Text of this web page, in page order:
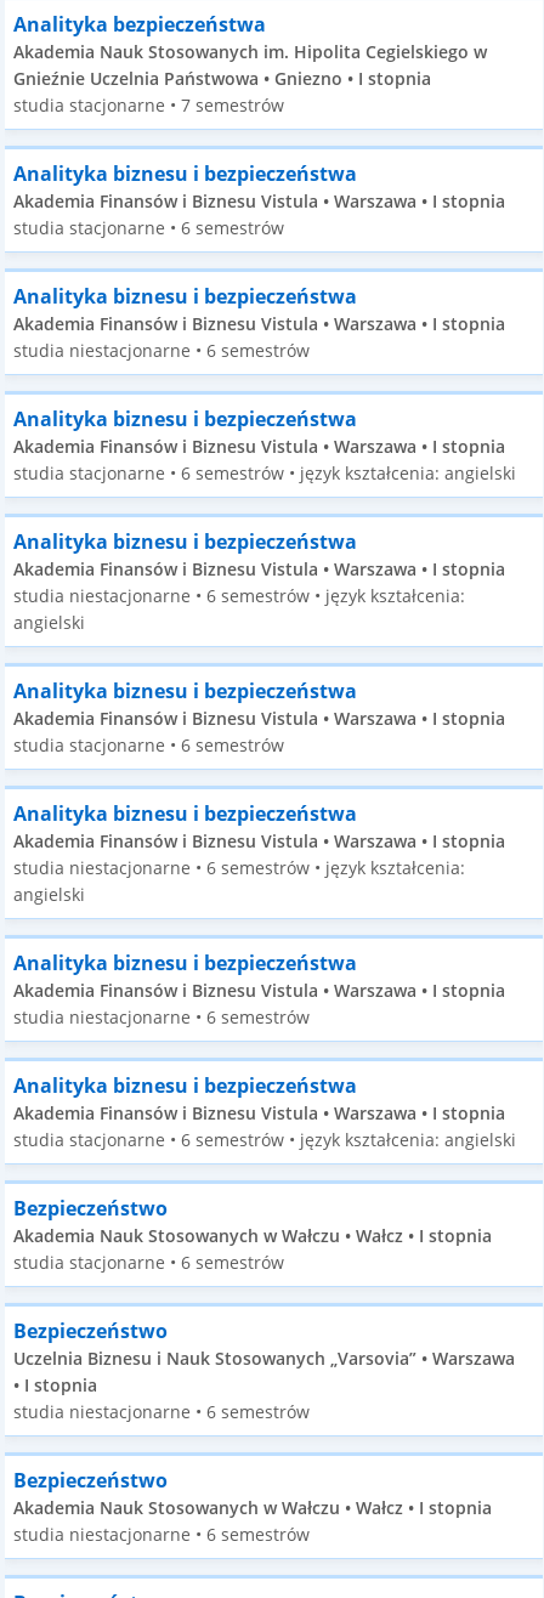
Analityka bezpieczeństwa
Akademia Nauk Stosowanych im. Hipolita Cegielskiego w
Gnieźnie Uczelnia Państwowa • Gniezno • I stopnia
studia stacjonarne • 7 semestrów
Analityka biznesu i bezpieczeństwa
Akademia Finansów i Biznesu Vistula • Warszawa • I stopnia
studia stacjonarne • 6 semestrów
Analityka biznesu i bezpieczeństwa
Akademia Finansów i Biznesu Vistula • Warszawa • I stopnia
studia niestacjonarne • 6 semestrów
Analityka biznesu i bezpieczeństwa
Akademia Finansów i Biznesu Vistula • Warszawa • I stopnia
studia stacjonarne • 6 semestrów • język kształcenia: angielski
Analityka biznesu i bezpieczeństwa
Akademia Finansów i Biznesu Vistula • Warszawa • I stopnia
studia niestacjonarne • 6 semestrów • język kształcenia:
angielski
Analityka biznesu i bezpieczeństwa
Akademia Finansów i Biznesu Vistula • Warszawa • I stopnia
studia stacjonarne • 6 semestrów
Analityka biznesu i bezpieczeństwa
Akademia Finansów i Biznesu Vistula • Warszawa • I stopnia
studia niestacjonarne • 6 semestrów • język kształcenia:
angielski
Analityka biznesu i bezpieczeństwa
Akademia Finansów i Biznesu Vistula • Warszawa • I stopnia
studia niestacjonarne • 6 semestrów
Analityka biznesu i bezpieczeństwa
Akademia Finansów i Biznesu Vistula • Warszawa • I stopnia
studia stacjonarne • 6 semestrów • język kształcenia: angielski
Bezpieczeństwo
Akademia Nauk Stosowanych w Wałczu • Wałcz • I stopnia
studia stacjonarne • 6 semestrów
Bezpieczeństwo
Uczelnia Biznesu i Nauk Stosowanych „Varsovia” • Warszawa
• I stopnia
studia niestacjonarne • 6 semestrów
Bezpieczeństwo
Akademia Nauk Stosowanych w Wałczu • Wałcz • I stopnia
studia niestacjonarne • 6 semestrów